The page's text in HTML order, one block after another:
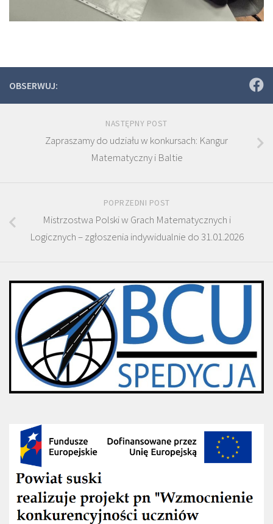
OBSERWUJ:
NASTĘPNY POST
Zapraszamy do udziału w konkursach: Kangur
Matematyczny i Baltie
POPRZEDNI POST
Mistrzostwa Polski w Grach Matematycznych i
Logicznych – zgłoszenia indywidualnie do 31.01.2026